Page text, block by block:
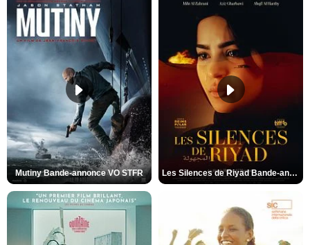
Mutiny Bande-annonce VO STFR Les Silences de Riyad Bande-annonce VO STFR